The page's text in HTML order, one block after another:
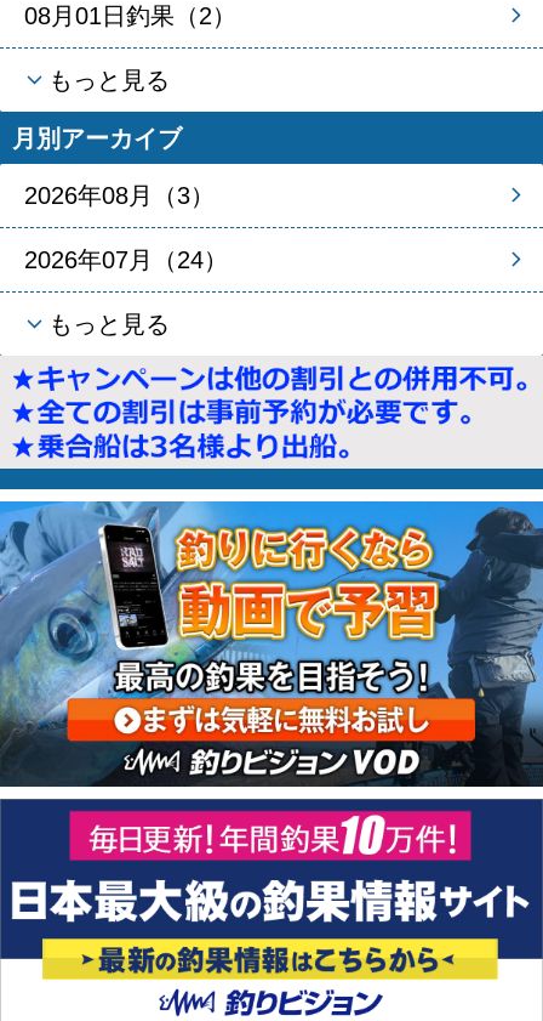
08月01日釣果（2）
もっと見る
月別アーカイブ
2026年08月（3）
2026年07月（24）
もっと見る